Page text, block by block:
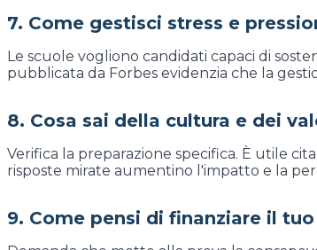
7. Come gestisci stress e
Le scuole vogliono candidati capaci di
pubblicata da Forbes evidenzia che la
8. Cosa sai della cultura e dei
Verifica la preparazione specifica. È utile
risposte mirate aumentino l'impatto e la
9. Come pensi di finanziare il tuo